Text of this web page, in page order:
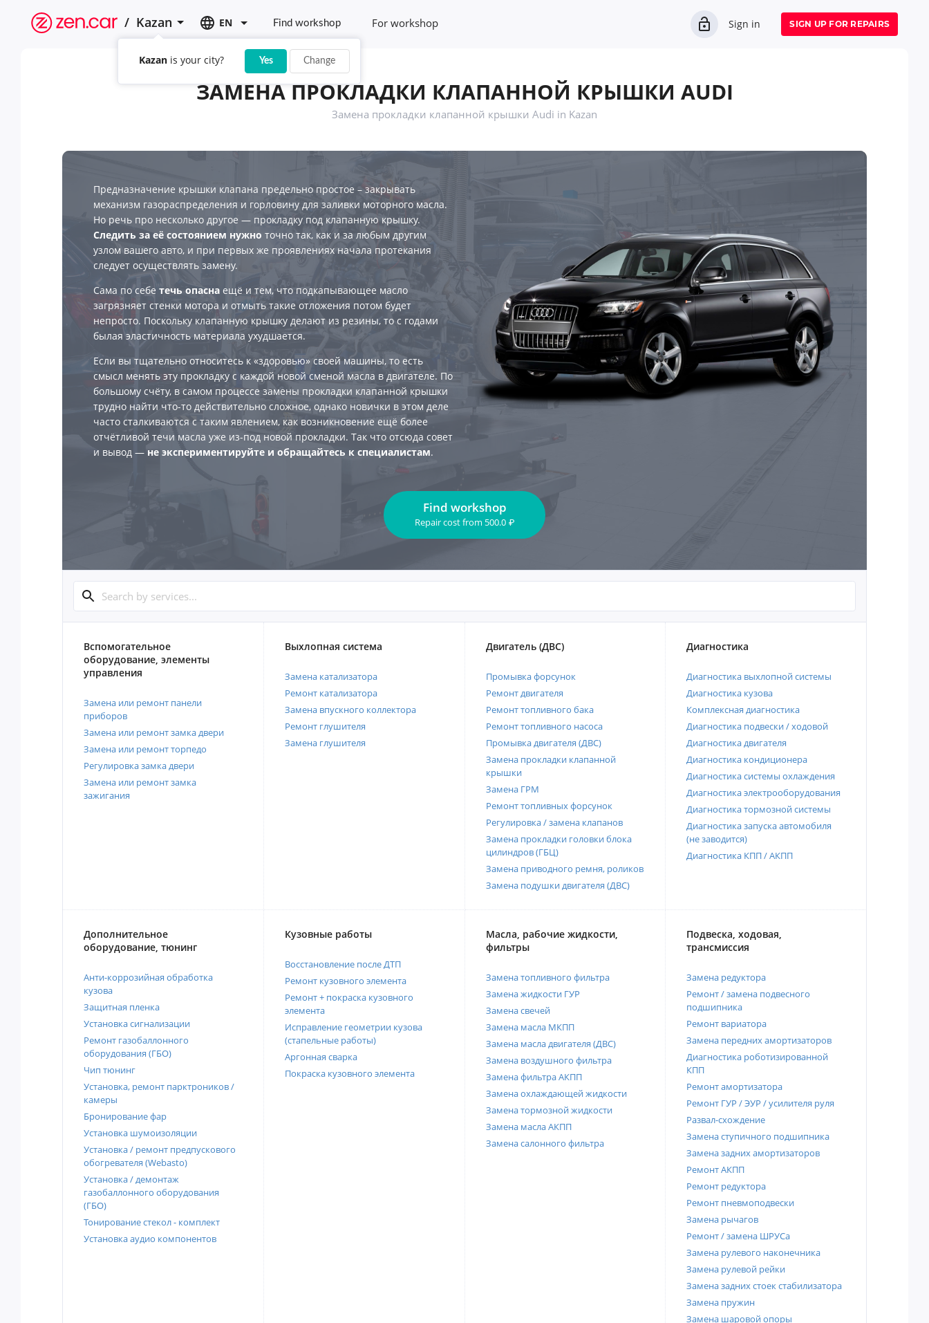
/ Kazan
Kazan is your city? Yes Change
EN Find workshop For workshop Sign in SIGN UP FOR REPAIRS
ЗАМЕНА ПРОКЛАДКИ КЛАПАННОЙ КРЫШКИ AUDI
Замена прокладки клапанной крышки Audi in Kazan
Предназначение крышки клапана предельно простое – закрывать
механизм газораспределения и горловину для заливки моторного масла.
Но речь про несколько другое — прокладку под клапанную крышку.
Следить за её состоянием нужно точно так, как и за любым другим
узлом вашего авто, и при первых же проявлениях начала протекания
следует осуществлять замену.
Сама по себе течь опасна ещё и тем, что подкапывающее масло
загрязняет стенки мотора и отмыть такие отложения потом будет
непросто. Поскольку клапанную крышку делают из резины, то с годами
былая эластичность материала ухудшается.
Если вы тщательно относитесь к «здоровью» своей машины, то есть
смысл менять эту прокладку с каждой новой сменой масла в двигателе. По
большому счёту, в самом процессе замены прокладки клапанной крышки
трудно найти что-то действительно сложное, однако новички в этом деле
часто сталкиваются с таким явлением, как возникновение ещё более
отчётливой течи масла уже из-под новой прокладки. Так что отсюда совет
и вывод — не экспериментируйте и обращайтесь к специалистам.
Find workshop
Repair costfrom 500.0 ₽
Вспомогательное
оборудование, элементы
управления
Замена или ремонт панели
приборов
Замена или ремонт замка двери
Замена или ремонт торпедо
Регулировка замка двери
Замена или ремонт замка
зажигания
Выхлопная система
Замена катализатора
Ремонт катализатора
Замена впускного коллектора
Ремонт глушителя
Замена глушителя
Двигатель (ДВС)
Промывка форсунок
Ремонт двигателя
Ремонт топливного бака
Ремонт топливного насоса
Промывка двигателя (ДВС)
Замена прокладки клапанной
крышки
Замена ГРМ
Ремонт топливных форсунок
Регулировка / замена клапанов
Замена прокладки головки блока
цилиндров (ГБЦ)
Замена приводного ремня, роликов
Замена подушки двигателя (ДВС)
Диагностика
Диагностика выхлопной системы
Диагностика кузова
Комплексная диагностика
Диагностика подвески / ходовой
Диагностика двигателя
Диагностика кондиционера
Диагностика системы охлаждения
Диагностика электрооборудования
Диагностика тормозной системы
Диагностика запуска автомобиля
(не заводится)
Диагностика КПП / АКПП
Дополнительное
оборудование, тюнинг
Анти-коррозийная обработка
кузова
Защитная пленка
Установка сигнализации
Ремонт газобаллонного
оборудования (ГБО)
Чип тюнинг
Установка, ремонт парктроников /
камеры
Бронирование фар
Установка шумоизоляции
Установка / ремонт предпускового
обогревателя (Webasto)
Установка / демонтаж
газобаллонного оборудования
(ГБО)
Тонирование стекол - комплект
Установка аудио компонентов
Кузовные работы
Восстановление после ДТП
Ремонт кузовного элемента
Ремонт + покраска кузовного
элемента
Исправление геометрии кузова
(стапельные работы)
Аргонная сварка
Покраска кузовного элемента
Масла, рабочие жидкости,
фильтры
Замена топливного фильтра
Замена жидкости ГУР
Замена свечей
Замена масла МКПП
Замена масла двигателя (ДВС)
Замена воздушного фильтра
Замена фильтра АКПП
Замена охлаждающей жидкости
Замена тормозной жидкости
Замена масла АКПП
Замена салонного фильтра
Подвеска, ходовая,
трансмиссия
Замена редуктора
Ремонт / замена подвесного
подшипника
Ремонт вариатора
Замена передних амортизаторов
Диагностика роботизированной
КПП
Ремонт амортизатора
Ремонт ГУР / ЭУР / усилителя руля
Развал-схождение
Замена ступичного подшипника
Замена задних амортизаторов
Ремонт АКПП
Ремонт редуктора
Ремонт пневмоподвески
Замена рычагов
Ремонт / замена ШРУСа
Замена рулевого наконечника
Замена рулевой рейки
Замена задних стоек стабилизатора
Замена пружин
Замена шаровой опоры